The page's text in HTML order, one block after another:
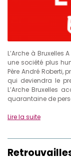
L’Arche à Bruxelles
une société plus
Père André Roberti,
qui deviendra le
L’Arche Bruxelles
quarantaine de
Lire la suite